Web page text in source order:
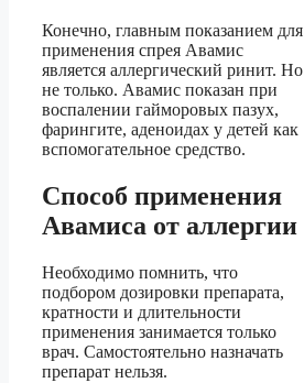
Конечно, главным показанием для
применения спрея Авамис
является аллергический ринит. Но
не только. Авамис показан при
воспалении гайморовых пазух,
фарингите, аденоидах у детей как
вспомогательное средство.
Способ применения
Авамиса от аллергии
Необходимо помнить, что
подбором дозировки препарата,
кратности и длительности
применения занимается только
врач. Самостоятельно назначать
препарат нельзя.